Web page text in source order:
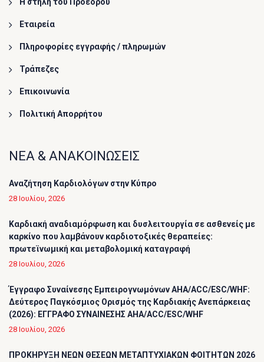
Εταιρεία
Πληροφορίες εγγραφής / πληρωμών
Τράπεζες
Επικοινωνία
Πολιτική Απορρήτου
ΝΕΑ & ΑΝΑΚΟΙΝΩΣΕΙΣ
Αναζήτηση Καρδιολόγων στην Κύπρο
28 Ιουλίου, 2026
Καρδιακή αναδιαμόρφωση και δυσλειτουργία σε ασθενείς με
καρκίνο που λαμβάνουν καρδιοτοξικές θεραπείες:
πρωτεϊνωμική και μεταβολομική καταγραφή
28 Ιουλίου, 2026
Έγγραφο Συναίνεσης Εμπειρογνωμόνων AHA/ACC/ESC/WHF:
Δεύτερος Παγκόσμιος Ορισμός της Καρδιακής Ανεπάρκειας
(2026): ΕΓΓΡΑΦΟ ΣΥΝΑΙΝΕΣΗΣ AHA/ACC/ESC/WHF
28 Ιουλίου, 2026
ΠΡΟΚΗΡΥΞΗ ΝΕΩΝ ΘΕΣΕΩΝ ΜΕΤΑΠΤΥΧΙΑΚΩΝ ΦΟΙΤΗΤΩΝ 2026